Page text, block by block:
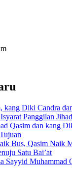
kang Diki Candra
Panggilan Jihad
Qasim dan kang
Bus, Qasim Naik
Satu Bai’at
Sayyid Muhammad